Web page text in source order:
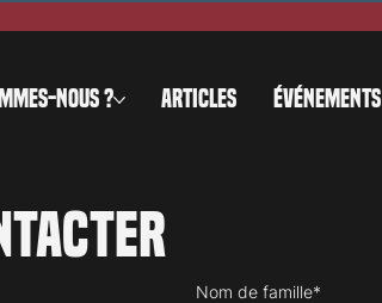
NOUS ? ARTICLES ÉVÉNEMENTS
Nom de famille*